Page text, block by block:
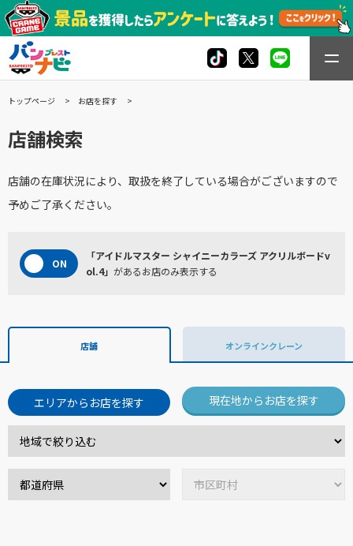
トップページ お店を探す
店舗検索
店舗の在庫状況により、取扱を終了している場合がございますので
予めご了承ください。
「アイドルマスター シャイニーカラーズ アクリルボードv
ol.4」 があるお店のみ表示する
店舗 オンラインクレーン
エリアからお店を探す 現在地からお店を探す